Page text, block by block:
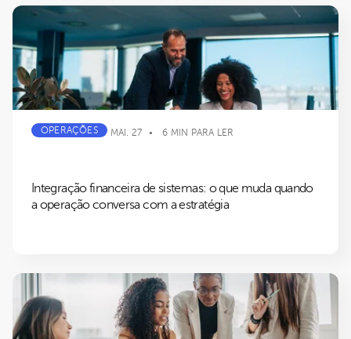
OPERAÇÕES MAI. 27 6 MIN PARA LER
Integração financeira de sistemas: o que muda quando
a operação conversa com a estratégia